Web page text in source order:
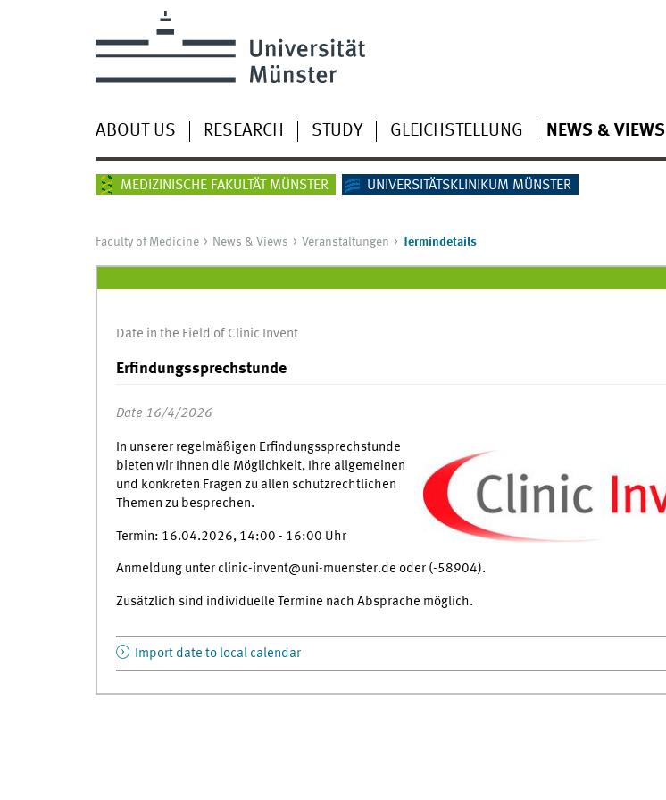
ABOUT US RESEARCH STUDY GLEICHSTELLUNG NEWS & VIEWS
MEDIZINISCHE FAKULTÄT MÜNSTER UNIVERSITÄTSKLINIKUM MÜNSTER
Faculty of Medicine News & Views Veranstaltungen Termindetails
Date in the Field of Clinic Invent
Erfindungssprechstunde
Date 16/4/2026
In unserer regelmäßigen Erfindungssprechstunde
bieten wir Ihnen die Möglichkeit, Ihre allgemeinen
und konkreten Fragen zu allen schutzrechtlichen
Themen zu besprechen.
Termin: 16.04.2026, 14:00 - 16:00 Uhr
Anmeldung unter clinic-invent@uni-muenster.de oder (-58904).
Zusätzlich sind individuelle Termine nach Absprache möglich.
Import date to local calendar